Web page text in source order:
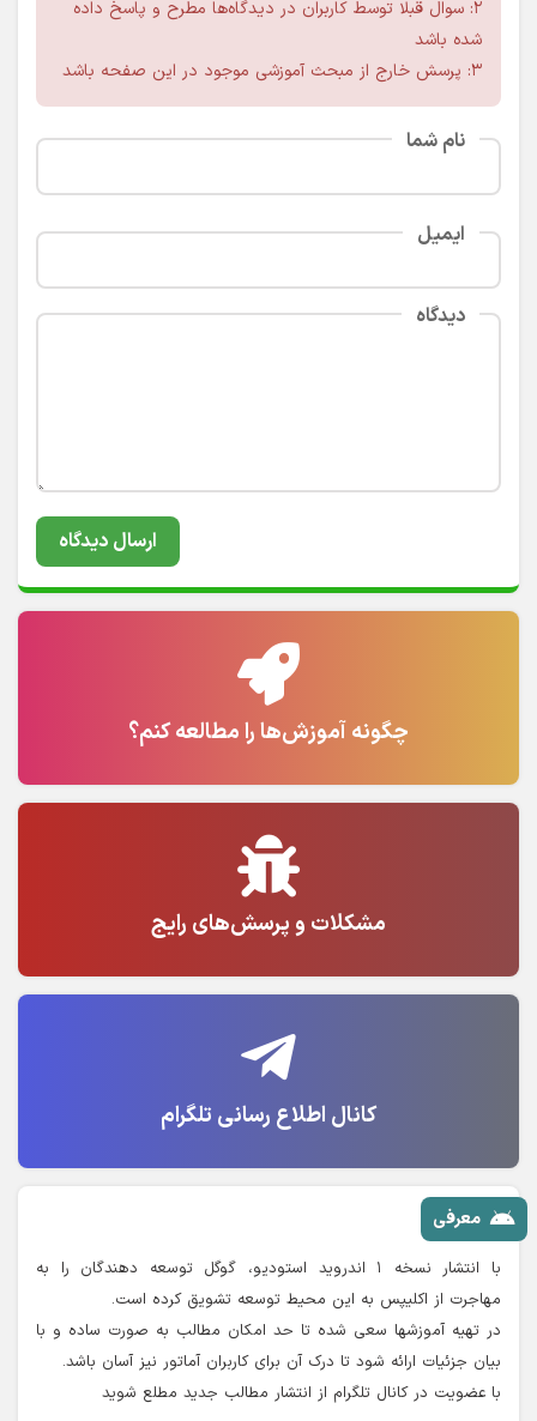
۲: سوال قبلا توسط کاربران در دیدگاه‌ها مطرح و پاسخ داده
شده باشد
۳: پرسش خارج از مبحث آموزشی موجود در این صفحه باشد
نام شما
ایمیل
دیدگاه
چگونه آموزش‌ها را مطالعه کنم؟
مشکلات و پرسش‌های رایج
کانال اطلاع رسانی تلگرام
معرفی
با انتشار نسخه ۱ اندروید استودیو، گوگل توسعه دهندگان را به
مهاجرت از اکلیپس به این محیط توسعه تشویق کرده است.
در تهیه آموزشها سعی شده تا حد امکان مطالب به صورت ساده و با
بیان جزئیات ارائه شود تا درک آن برای کاربران آماتور نیز آسان باشد.
با عضویت در کانال تلگرام از انتشار مطالب جدید مطلع شوید